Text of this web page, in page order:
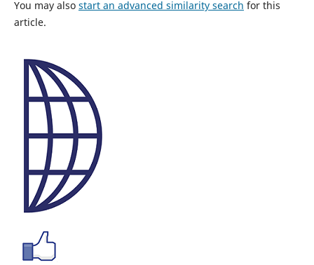
You may also start an advanced similarity search for this
article.